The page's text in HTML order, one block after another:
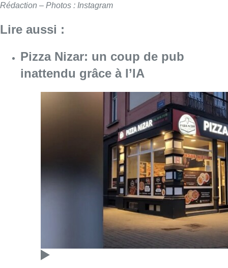
Rédaction – Photos : Instagram
Lire aussi :
Pizza Nizar: un coup de pub
inattendu grâce à l’IA